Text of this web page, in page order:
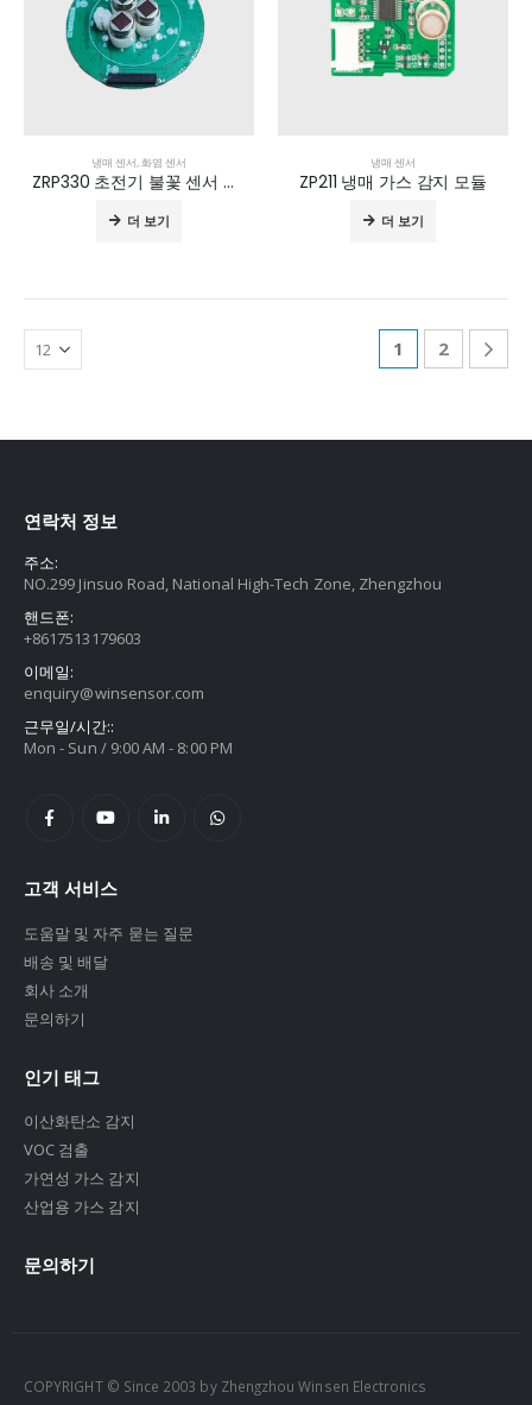
냉매 센서,화염 센서
ZRP330 초전기 불꽃 센서 모듈
더 보기
냉매 센서
ZP211 냉매 가스 감지 모듈
더 보기
1 2
연락처 정보
주소:
NO.299 Jinsuo Road, National High-Tech Zone, Zhengzhou
핸드폰:
+8617513179603
이메일:
enquiry@winsensor.com
근무일/시간::
Mon - Sun / 9:00 AM - 8:00 PM
고객 서비스
도움말 및 자주 묻는 질문
배송 및 배달
회사 소개
문의하기
인기 태그
이산화탄소 감지
VOC 검출
가연성 가스 감지
산업용 가스 감지
문의하기
COPYRIGHT © Since 2003 by Zhengzhou Winsen Electronics